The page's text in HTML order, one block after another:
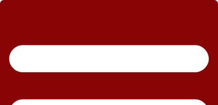
پرش